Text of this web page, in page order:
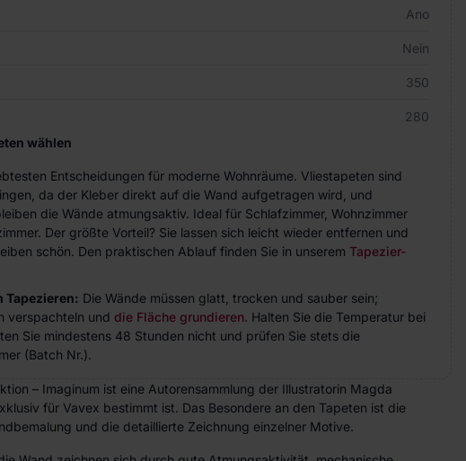
Ano
Nein
350
280
wählen
Entscheidungen für moderne Wohnräume. Vliestapeten sind
da der Kleber direkt auf die Wand aufgetragen wird, und
die Wände atmungsaktiv. Ideal für Schlafzimmer, Wohnzimmer
Der größte Vorteil? Sie lassen sich leicht wieder entfernen und
schön. Den praktischen Ablauf finden Sie in unserem Tapezier-
Tapezieren: Die Wände müssen glatt, trocken und sauber sein;
verspachteln und die Fläche grundieren. Halten Sie die Temperatur bei
Sie mindestens 48 Stunden nicht und prüfen Sie stets die
(Batch Nr.).
– Imaginum ist eine Autorensammlung der Illustratorin Magda
für Vavex bestimmt ist. Das Besondere an den Tapeten ist die
und die detaillierte Zeichnung einzelner Motive.